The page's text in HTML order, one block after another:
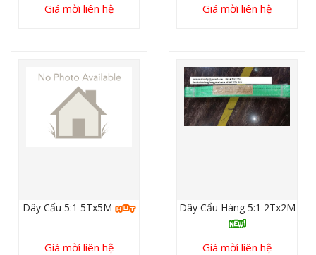
Giá mời liên hệ Giá mời liên hệ
Dây Cẩu 5:1 5Tx5M
Giá mời liên hệ
Dây Cẩu Hàng 5:1 2Tx2M
Giá mời liên hệ